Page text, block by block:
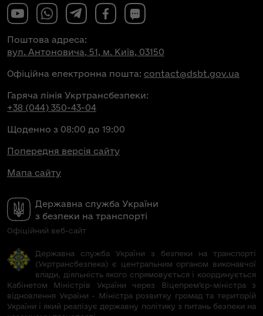
Державна служба України
з безпеки на транспорті
Офіційний веб-сайт
Поштова адреса:
вул. Антоновича, 51, м. Київ, 03150
Офіційна електронна пошта: contact@dsbt.gov.ua
Гаряча лінія Укртрансбезпеки:
+38 (044) 350-43-04
Щоденно з 08:00 до 19:00
Попередня версія сайту
Мапа сайту
Державна служба України з безпеки на транспорті
(Укртрансбезпека) є центральним органом виконавчої
влади, діяльність якого спрямовується і координується
Кабінетом Міністрів України через Віцепрем’єр-міністра з
відновлення України - Міністра розвитку громад та територій
України і який реалізує державну політику з питань безпеки на